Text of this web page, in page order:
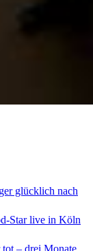
glücklich nach
Star live in Köln
tot – drei Monate